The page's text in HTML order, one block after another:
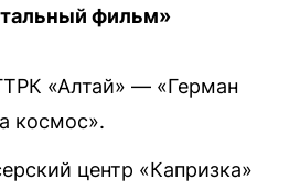
фильм»
«Алтай» — «Герман
космос».
центр «Капризка»